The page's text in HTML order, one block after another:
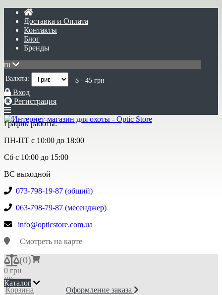
Доставка и Оплата
Контакты
Блог
Бренды
ru
Валюта: $ - 45 грн
Вход
Регистрация
График работы:
ПН-ПТ с 10:00 до 18:00
Сб с 10:00 до 15:00
ВС выходной
073-798-19-87 (общий)
063-798-79-87 (месенджер)
info@opticstore.com.ua
Смотреть на карте
(0)
0 грн
(0)
Корзина
Оформление заказа
Каталог